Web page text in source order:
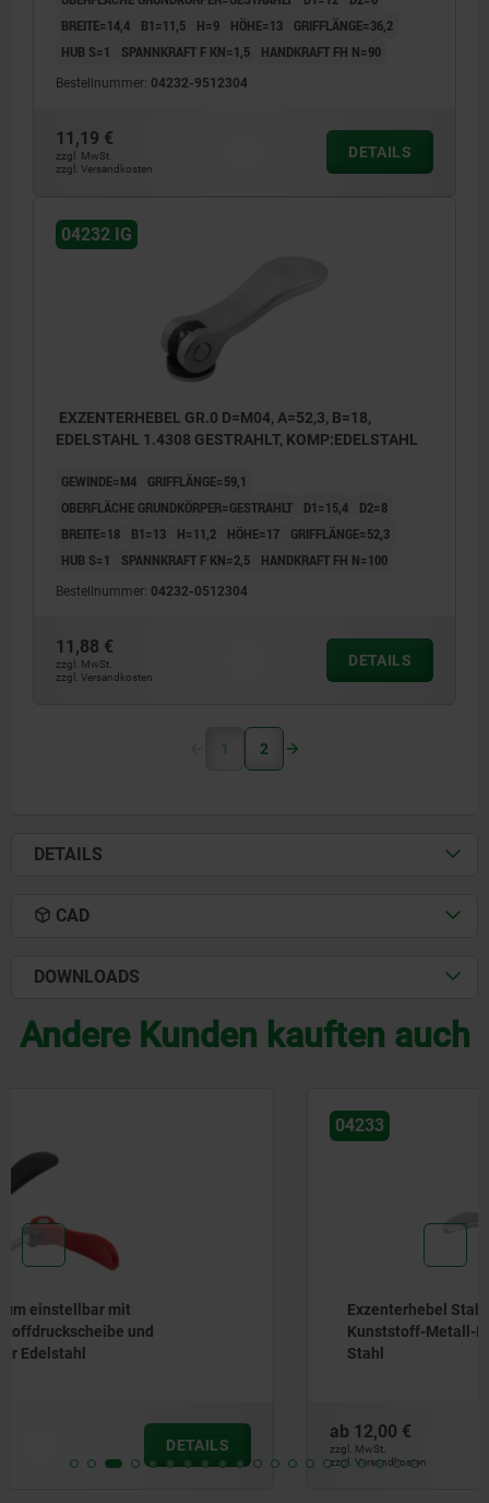
BREITE=14,4
B1=11,5 H=9 HÖHE=13
GRIFFLÄNGE=36,2
HUB S=1
SPANNKRAFT F KN=1,5 HANDKRAFT FH N=90
Bestellnummer: 04232-9512304
11,19 €
zzgl. MwSt.
zzgl. Versandkosten
DETAILS
04232 IG
EXZENTERHEBEL GR.0 D=M04, A=52,3, B=18,
EDELSTAHL 1.4308 GESTRAHLT, KOMP:EDELSTAHL
GEWINDE=M4
GRIFFLÄNGE=59,1
OBERFLÄCHE GRUNDKÖRPER=GESTRAHLT
D1=15,4
D2=8
BREITE=18
B1=13 H=11,2 HÖHE=17
GRIFFLÄNGE=52,3
HUB S=1
SPANNKRAFT F KN=2,5 HANDKRAFT FH N=100
Bestellnummer: 04232-0512304
11,88 €
zzgl. MwSt.
zzgl. Versandkosten
DETAILS
1 2
DETAILS
CAD
DOWNLOADS
Andere Kunden kauften auch
Exzenterhebel Stahl einstellbar mit Außengewinde,
Kunststoff-Metall-Druckscheibe und Stiftschraube
Stahl
zzgl. Versandkosten
DETAILS